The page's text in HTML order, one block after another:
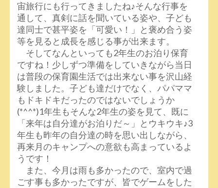
宙旅行にも行ってきましたね♪そんな行事を
通して、真剣に話を聞いている姿や、子ども
達同士で甚平姿を「可愛い！」と褒め合う姿
等を見ると成長を感じる事が出来ます。
そしてなんといっても2年生のお泊り保育
ですね！少しずつ準備をしていきながら当日
は普段の保育園生活では出来ない事を沢山経
験しました。子ども達だけでなく、パパママ
もドキドキだったのではないでしょうか
(*^^*)1年生もそんな2年生の姿を見て、既に
「来年は自分達がお泊りだ～」とウキウキ♪3
年生も昨年の自分達の時を思い出しながら、
再来月のキャンプへの意欲も高まっているよ
うです！
また、今月は雨も多かったので、室内で過
ごす事も多かったですが、皆でゲームをした